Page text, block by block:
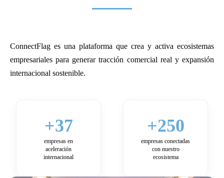
ConnectFlag es una plataforma que crea y activa ecosistemas
empresariales para generar tracción comercial real y expansión
internacional sostenible.
+37
empresas en
aceleración
internacional
+250
empresas conectadas
con nuestro
ecosistema